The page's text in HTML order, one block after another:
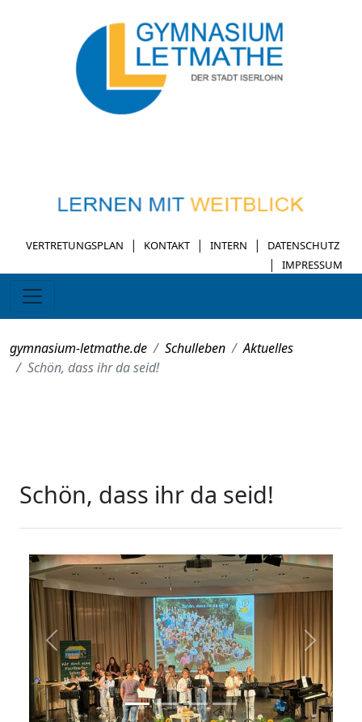
VERTRETUNGSPLAN | KONTAKT | INTERN | DATENSCHUTZ
| IMPRESSUM
gymnasium-letmathe.de Schulleben
Aktuelles
Schön, dass ihr da seid!
Schön, dass ihr da seid!
zurück weiter